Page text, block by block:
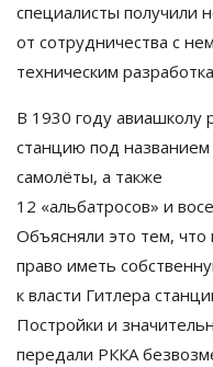
специалисты получили
от сотрудничества с
техническим
В 1930 году авиашколу
станцию под названием
самолёты, а также
12 «альбатросов» и
Объясняли это тем, что
право иметь
к власти Гитлера
Постройки и
передали РККА